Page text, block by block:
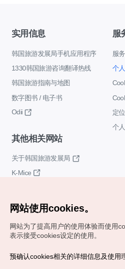
实用信息
韩国旅游发展局手机应用程序
1330韩国旅游咨询翻译热线
韩国旅游指南与地图
数字图书 / 电子书
Odii
服
服
个
定
个
其他相关网站
关于韩国旅游发展局
K-Mice
Copyrights (c) 韩国旅游发展局版
网站使用cookies。
网站为了提高用户的使用体验而使用
表示接受cookies设定的使用。
预确认cookies相关的详细信息及使用